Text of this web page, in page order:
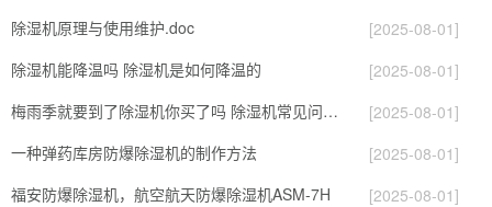
除湿机原理与使用维护.doc
[2025-08-01]
除湿机能降温吗 除湿机是如何降温的
[2025-08-01]
梅雨季就要到了除湿机你买了吗 除湿机常见问题解决方法
[2025-08-01]
一种弹药库房防爆除湿机的制作方法
[2025-08-01]
福安防爆除湿机，航空航天防爆除湿机ASM-7H
[2025-08-01]